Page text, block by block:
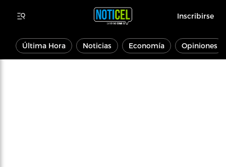
Inscribirse
Última Hora Noticias Economía Opiniones